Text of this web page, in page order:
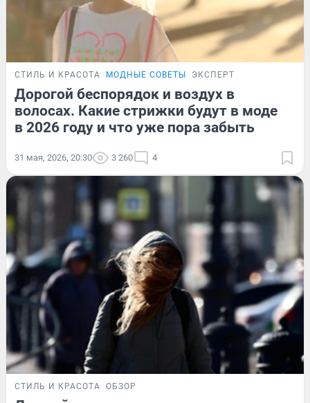
СТИЛЬ И КРАСОТА МОДНЫЕ СОВЕТЫ ЭКСПЕРТ
Дорогой беспорядок и воздух в
волосах. Какие стрижки будут в моде
в 2026 году и что уже пора забыть
31 мая, 2026, 20:30 3 260 4
СТИЛЬ И КРАСОТА ОБЗОР